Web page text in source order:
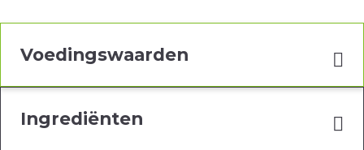
Voedingswaarden
Ingrediënten